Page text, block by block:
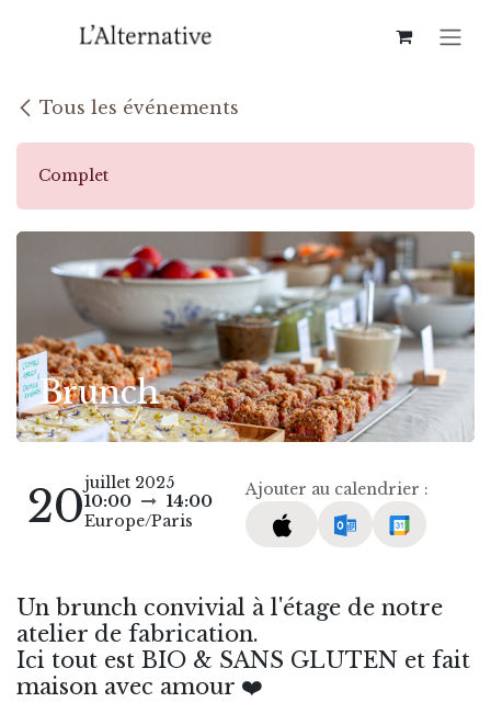
Tous les événements
Complet
Brunch
20juillet 2025
10:00
14:00
Europe/Paris
Ajouter au calendrier :
Un brunch convivial à l'étage de notre
atelier de fabrication.
Ici tout est BIO & SANS GLUTEN et fait
maison avec amour ❤️